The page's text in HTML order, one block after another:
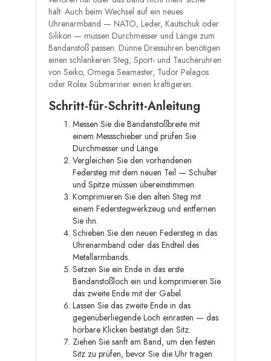
hält. Auch beim Wechsel auf ein neues
Uhrenarmband — NATO, Leder, Kautschuk oder
Silikon — müssen Durchmesser und Länge zum
Bandanstoß passen. Dünne Dressuhren benötigen
einen schlankeren Steg, Sport- und Taucheruhren
von Seiko, Omega Seamaster, Tudor Pelagos
oder Rolex Submariner einen kräftigeren.
Schritt-für-Schritt-Anleitung
Messen Sie die Bandanstoßbreite mit
einem Messschieber und prüfen Sie
Durchmesser und Länge.
Vergleichen Sie den vorhandenen
Federsteg mit dem neuen Teil — Schulter
und Spitze müssen übereinstimmen.
Komprimieren Sie den alten Steg mit
einem Federstegwerkzeug und entfernen
Sie ihn.
Schieben Sie den neuen Federsteg in das
Uhrenarmband oder das Endteil des
Metallarmbands.
Setzen Sie ein Ende in das erste
Bandanstoßloch ein und komprimieren Sie
das zweite Ende mit der Gabel.
Lassen Sie das zweite Ende in das
gegenüberliegende Loch einrasten — das
hörbare Klicken bestätigt den Sitz.
Ziehen Sie sanft am Band, um den festen
Sitz zu prüfen, bevor Sie die Uhr tragen.